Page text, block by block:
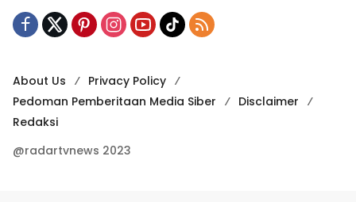
About Us
Privacy Policy
Pedoman Pemberitaan Media Siber
Disclaimer
Redaksi
@radartvnews 2023